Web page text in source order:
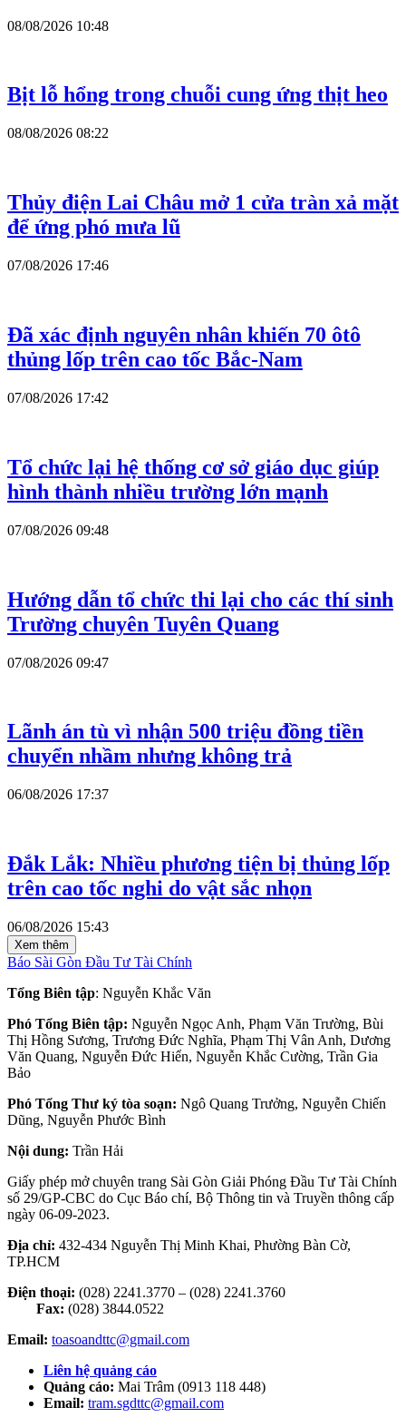
08/08/2026 10:48
Bịt lỗ hổng trong chuỗi cung ứng thịt heo
08/08/2026 08:22
Thủy điện Lai Châu mở 1 cửa tràn xả mặt
để ứng phó mưa lũ
07/08/2026 17:46
Đã xác định nguyên nhân khiến 70 ôtô
thủng lốp trên cao tốc Bắc-Nam
07/08/2026 17:42
Tổ chức lại hệ thống cơ sở giáo dục giúp
hình thành nhiều trường lớn mạnh
07/08/2026 09:48
Hướng dẫn tổ chức thi lại cho các thí sinh
Trường chuyên Tuyên Quang
07/08/2026 09:47
Lãnh án tù vì nhận 500 triệu đồng tiền
chuyển nhầm nhưng không trả
06/08/2026 17:37
Đắk Lắk: Nhiều phương tiện bị thủng lốp
trên cao tốc nghi do vật sắc nhọn
06/08/2026 15:43
Xem thêm
Báo Sài Gòn Đầu Tư Tài Chính
Tổng Biên tập: Nguyễn Khắc Văn
Phó Tổng Biên tập: Nguyễn Ngọc Anh, Phạm Văn Trường, Bùi
Thị Hồng Sương, Trương Đức Nghĩa, Phạm Thị Vân Anh, Dương
Văn Quang, Nguyễn Đức Hiển, Nguyễn Khắc Cường, Trần Gia
Bảo
Phó Tổng Thư ký tòa soạn: Ngô Quang Trưởng, Nguyễn Chiến
Dũng, Nguyễn Phước Bình
Nội dung: Trần Hải
Giấy phép mở chuyên trang Sài Gòn Giải Phóng Đầu Tư Tài Chính
số 29/GP-CBC do Cục Báo chí, Bộ Thông tin và Truyền thông cấp
ngày 06-09-2023.
Địa chỉ: 432-434 Nguyễn Thị Minh Khai, Phường Bàn Cờ,
TP.HCM
Điện thoại: (028) 2241.3770 – (028) 2241.3760
Fax: (028) 3844.0522
Email: toasoandttc@gmail.com
Liên hệ quảng cáo
Quảng cáo: Mai Trâm (0913 118 448)
Email: tram.sgdttc@gmail.com